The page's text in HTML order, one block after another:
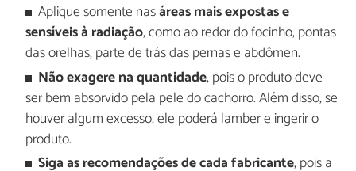
Aplique somente nasáreas mais expostas e
sensíveis à radiação, como ao redor do focinho, pontas
das orelhas, parte de trás das pernas e abdômen.
Não exagere na quantidade, pois o produto deve
ser bem absorvido pela pele do cachorro. Além disso, se
houver algum excesso, ele poderá lamber e ingerir o
produto.
Siga as recomendações de cada fabricante, pois a